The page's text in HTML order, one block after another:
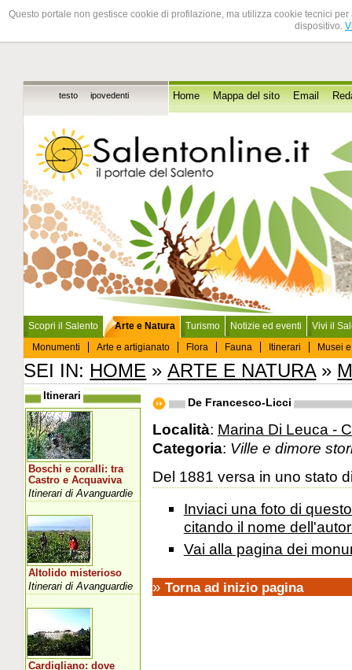
Questo portale non gestisce cookie di profilazione, ma utilizza cookie tecnici
dispositivo.
testo ipovedenti Home Mappa del sito Email
Scopri il Salento
Arte e Natura
Monumenti
Arte e artigianato Flora Fauna Itinerari Musei
Turismo Notizie ed eventi Vivi il
SEI IN: HOME »ARTE E NATURA»
De Francesco-Licci
Località: Marina Di Leuca -
Categoria: Ville e dimore
Del 1881 versa in uno stato
Inviaci una foto di
citando il nome
Vai alla pagina dei
» Torna ad inizio pagina
Itinerari
Boschi e coralli: tra
Castro e Acquaviva
Itinerari di Avanguardie
Altolido misterioso
Itinerari di Avanguardie
Cardigliano: dove